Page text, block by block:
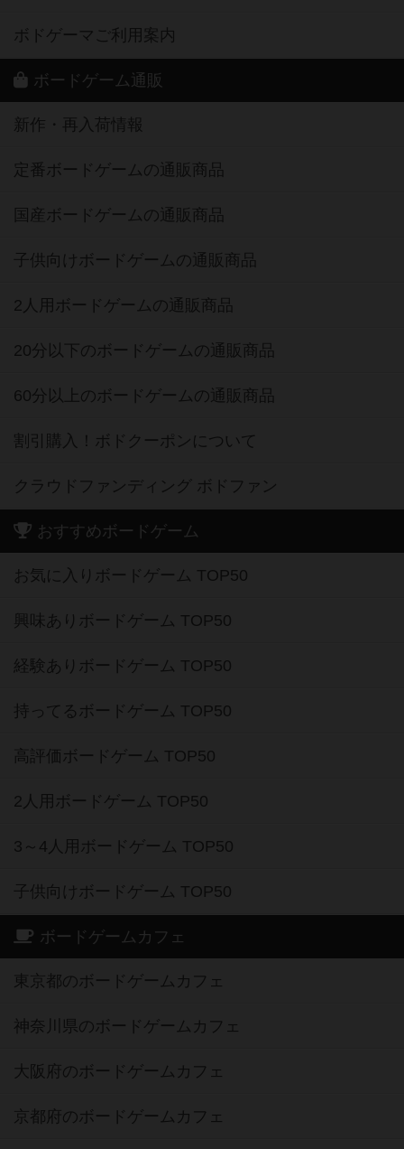
ボドゲーマご利用案内
ボードゲーム通販
新作・再入荷情報
定番ボードゲームの通販商品
国産ボードゲームの通販商品
子供向けボードゲームの通販商品
2人用ボードゲームの通販商品
20分以下のボードゲームの通販商品
60分以上のボードゲームの通販商品
割引購入！ボドクーポンについて
クラウドファンディング ボドファン
おすすめボードゲーム
お気に入りボードゲーム TOP50
興味ありボードゲーム TOP50
経験ありボードゲーム TOP50
持ってるボードゲーム TOP50
高評価ボードゲーム TOP50
2人用ボードゲーム TOP50
3～4人用ボードゲーム TOP50
子供向けボードゲーム TOP50
ボードゲームカフェ
東京都のボードゲームカフェ
神奈川県のボードゲームカフェ
大阪府のボードゲームカフェ
京都府のボードゲームカフェ